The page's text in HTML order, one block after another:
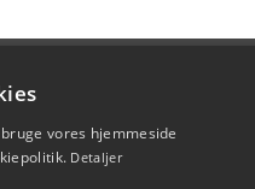
vores hjemmeside
Detaljer